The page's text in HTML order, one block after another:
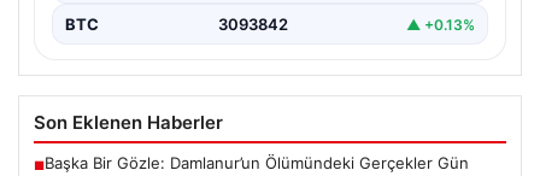
BTC 3093842 ▲ +0.13%
Son Eklenen Haberler
■Başka Bir Gözle: Damlanur’un Ölümündeki Gerçekler Gün